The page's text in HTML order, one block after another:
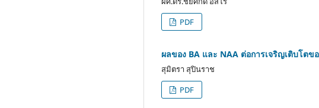
PDF
ผลของ BA และ NAA ต่อการเจริญเติบโตข
สุมิตรา สุปินราช
PDF